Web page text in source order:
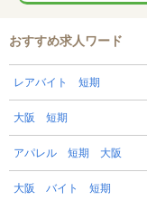
おすすめ求人ワード
レアバイト 短期
大阪 短期
アパレル 短期 大阪
大阪 バイト 短期